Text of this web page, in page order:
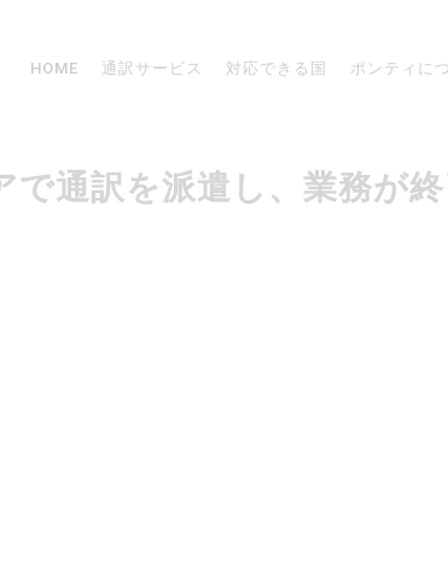
HOME 通訳サービス 対応できる国 ポンティに
通訳を派遣し、業務が終